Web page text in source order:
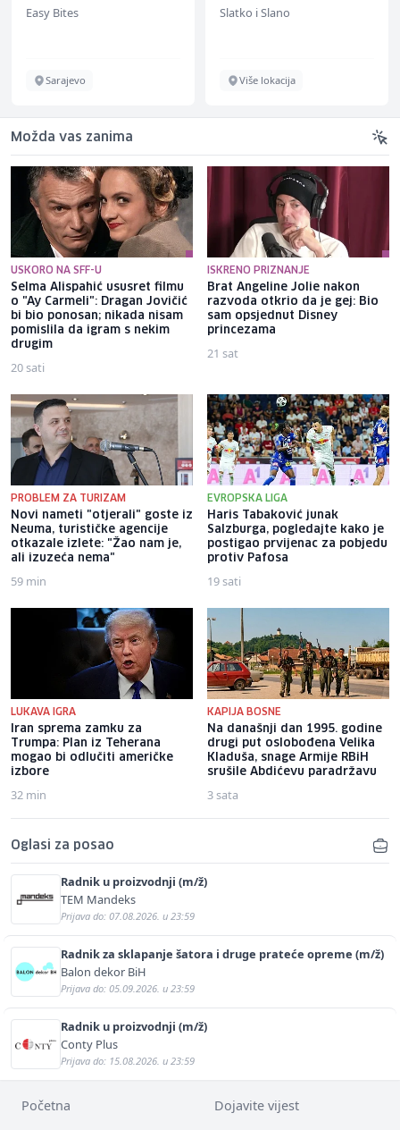
ž)
Easy Bites
Sarajevo
Slatko i Slano
Više lokacija
Možda vas zanima
USKORO NA SFF-U
Selma Alispahić ususret filmu
o "Ay Carmeli": Dragan Jovičić
bi bio ponosan; nikada nisam
pomislila da igram s nekim
drugim
20 sati
ISKRENO PRIZNANJE
Brat Angeline Jolie nakon
razvoda otkrio da je gej: Bio
sam opsjednut Disney
princezama
21 sat
PROBLEM ZA TURIZAM
Novi nameti "otjerali" goste iz
Neuma, turističke agencije
otkazale izlete: "Žao nam je,
ali izuzeća nema"
59 min
EVROPSKA LIGA
Haris Tabaković junak
Salzburga, pogledajte kako je
postigao prvijenac za pobjedu
protiv Pafosa
19 sati
LUKAVA IGRA
Iran sprema zamku za
Trumpa: Plan iz Teherana
mogao bi odlučiti američke
izbore
32 min
KAPIJA BOSNE
Na današnji dan 1995. godine
drugi put oslobođena Velika
Kladuša, snage Armije RBiH
srušile Abdićevu paradržavu
3 sata
Oglasi za posao
Radnik u proizvodnji (m/ž)
TEM Mandeks
Prijava do: 07.08.2026. u 23:59
Radnik za sklapanje šatora i druge prateće opreme (m/ž)
Balon dekor BiH
Prijava do: 05.09.2026. u 23:59
Radnik u proizvodnji (m/ž)
Conty Plus
Prijava do: 15.08.2026. u 23:59
Početna Dojavite vijest